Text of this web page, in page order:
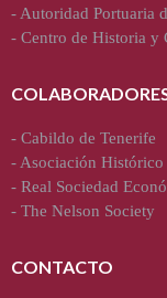
-Autoridad Portuaria
- Centro de Historia y
- Cabildo de Tenerife
-Asociación Histórico
- Real Sociedad
- The Nelson Society
CONTACTO